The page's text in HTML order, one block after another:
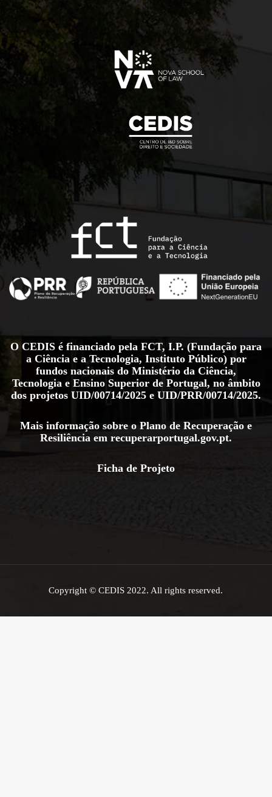
O CEDIS é financiado pela FCT, I.P. (Fundação para
a Ciência e a Tecnologia, Instituto Público) por
fundos nacionais do Ministério da Ciência,
Tecnologia e Ensino Superior de Portugal, no âmbito
dos projetos UID/00714/2025 e UID/PRR/00714/2025.
Mais informação sobre o Plano de Recuperação e
Resiliência em recuperarportugal.gov.pt.
Ficha de Projeto
Copyright © CEDIS 2022. All rights reserved.